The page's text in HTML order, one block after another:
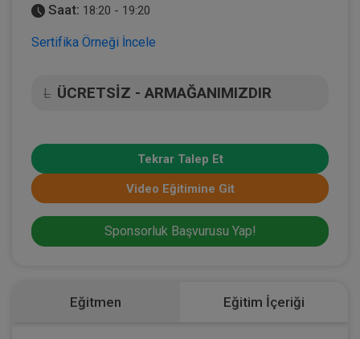
Saat: 18:20 - 19:20
Sertifika Örneği İncele
L ÜCRETSİZ - ARMAĞANIMIZDIR
Tekrar Talep Et
Video Eğitimine Git
Sponsorluk Başvurusu Yap!
Eğitmen Eğitim İçeriği